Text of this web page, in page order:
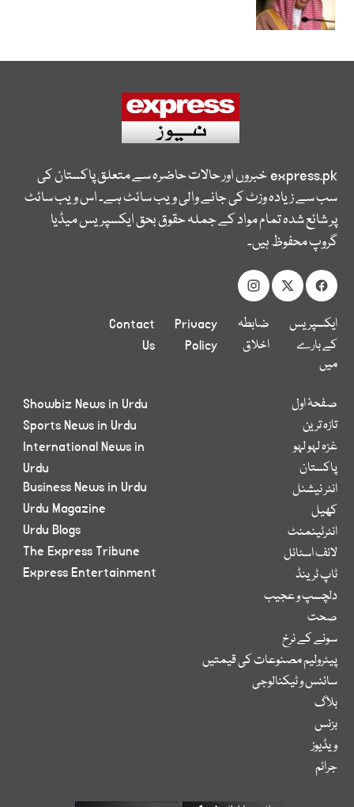
express.pkخبروں اور حالات حاضرہ سے متعلق پاکستان کی
سب سے زیادہ وزٹ کی جانے والی ویب سائٹ ہے۔ اس ویب سائٹ
پر شائع شدہ تمام مواد کے جملہ حقوق بحق ایکسپریس میڈیا
گروپ محفوظ ہیں۔
ایکسپریس
کے بارے
میں
ضابطہ
اخلاق
Privacy
Policy
Contact
Us
صفحۂ اول
تازہ ترین
غزہ لہو لہو
پاکستان
انٹر نیشنل
کھیل
انٹرٹینمنٹ
لائف اسٹائل
ٹاپ ٹرینڈ
دلچسپ و عجیب
صحت
سونے کے نرخ
پیٹرولیم مصنوعات کی قیمتیں
سائنس و ٹیکنالوجی
بلاگ
بزنس
ویڈیوز
جرائم
Showbiz News in Urdu
Sports News in Urdu
International News in
Urdu
Business News in Urdu
Urdu Magazine
Urdu Blogs
The Express Tribune
Express Entertainment